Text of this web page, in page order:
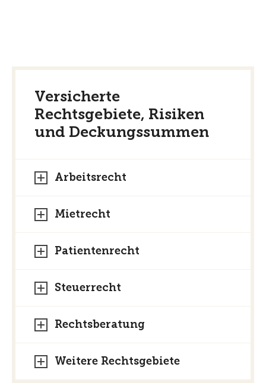
Versicherte
Rechtsgebiete, Risiken
und Deckungssummen
Arbeitsrecht
Mietrecht
Patientenrecht
Steuerrecht
Rechtsberatung
Weitere Rechtsgebiete